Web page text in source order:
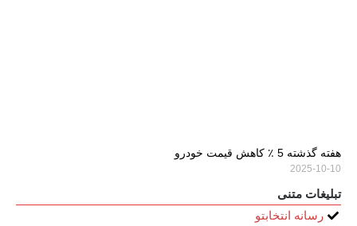
هفته گذشته 5 ٪ کاهش قیمت خودرو
2025-10-10
تبلیغات متنی
رسانه انتخابتو